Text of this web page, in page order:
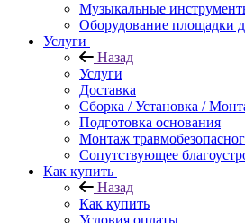
Музыкальные
Оборудование площадки
Услуги
Назад
Услуги
Доставка
Сборка / Установка /
Подготовка основания
Монтаж
Сопутствующее
Как купить
Назад
Как купить
Условия оплаты